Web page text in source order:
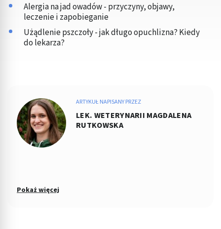
Alergia na jad owadów - przyczyny, objawy,
leczenie i zapobieganie
Użądlenie pszczoły - jak długo opuchlizna? Kiedy
do lekarza?
ARTYKUŁ NAPISANY PRZEZ
LEK. WETERYNARII MAGDALENA
RUTKOWSKA
Pokaż więcej